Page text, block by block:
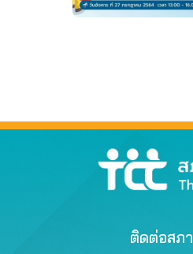
ติดต่อสภา